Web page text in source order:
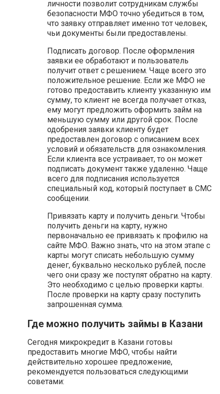
личности позволит сотрудникам службы
безопасности МФО точно убедиться в том,
что заявку отправляет именно тот человек,
чьи документы были предоставлены.
Подписать договор. После оформления
заявки ее обработают и пользователь
получит ответ с решением. Чаще всего это
положительное решение. Если же МФО не
готово предоставить клиенту указанную им
сумму, то клиент не всегда получает отказ,
ему могут предложить оформить займ на
меньшую сумму или другой срок. После
одобрения заявки клиенту будет
предоставлен договор с описанием всех
условий и обязательств для ознакомления.
Если клиента все устраивает, то он может
подписать документ также удаленно. Чаще
всего для подписания используется
специальный код, который поступает в СМС
сообщении.
Привязать карту и получить деньги. Чтобы
получить деньги на карту, нужно
первоначально ее привязать к профилю на
сайте МФО. Важно знать, что на этом этапе с
карты могут списать небольшую сумму
денег, буквально несколько рублей, после
чего они сразу же поступят обратно на карту.
Это необходимо с целью проверки карты.
После проверки на карту сразу поступить
запрошенная сумма.
Где можно получить займы в Казани
Сегодня микрокредит в Казани готовы
предоставить многие МФО, чтобы найти
действительно хорошее предложение,
рекомендуется пользоваться следующими
советами: